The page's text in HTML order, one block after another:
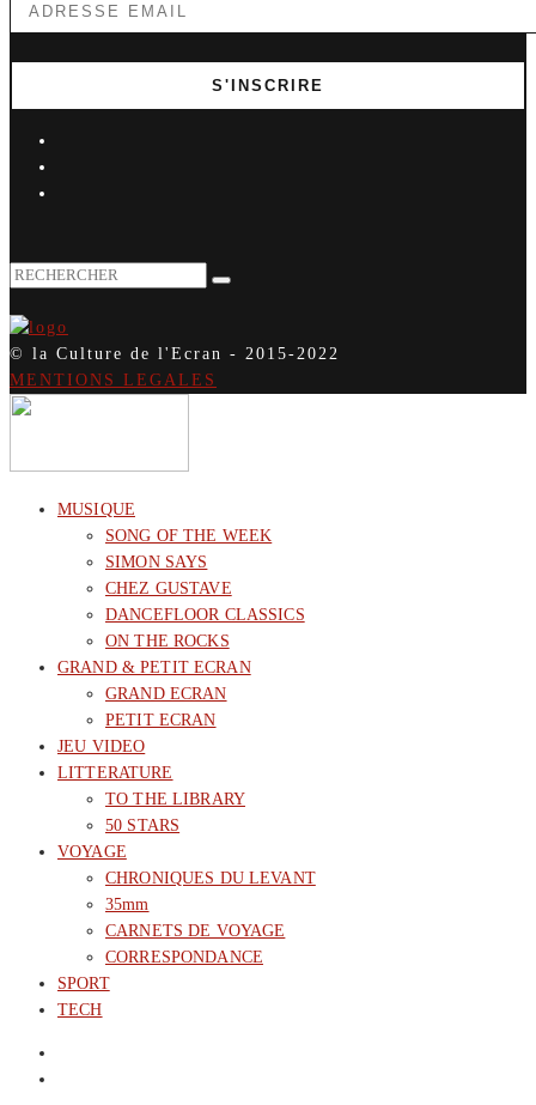
© la Culture de l'Ecran - 2015-2022
MENTIONS LEGALES
MUSIQUE
SONG OF THE WEEK
SIMON SAYS
CHEZ GUSTAVE
DANCEFLOOR CLASSICS
ON THE ROCKS
GRAND & PETIT ECRAN
GRAND ECRAN
PETIT ECRAN
JEU VIDEO
LITTERATURE
TO THE LIBRARY
50 STARS
VOYAGE
CHRONIQUES DU LEVANT
35mm
CARNETS DE VOYAGE
CORRESPONDANCE
SPORT
TECH